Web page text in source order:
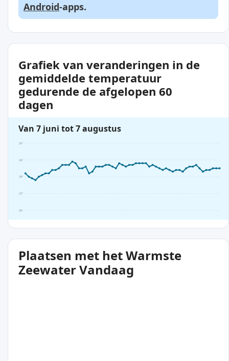
Android-apps.
Grafiek van veranderingen in de
gemiddelde temperatuur
gedurende de afgelopen 60
dagen
Van 7 juni tot 7 augustus
26°
27°
28°
29°
30°
Plaatsen met het Warmste
Zeewater Vandaag